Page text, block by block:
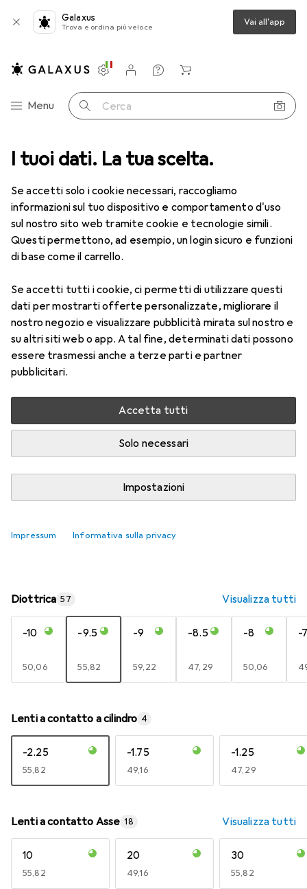
I tuoi dati. La tua scelta.
Se accetti solo i cookie necessari, raccogliamo
informazioni sul tuo dispositivo e comportamento d'uso
sul nostro sito web tramite cookie e tecnologie simili.
Questi permettono, ad esempio, un login sicuro e funzioni
di base come il carrello.
Se accetti tutti i cookie, ci permetti di utilizzare questi
dati per mostrarti offerte personalizzate, migliorare il
nostro negozio e visualizzare pubblicità mirata sul nostro e
su altri siti web o app. A tal fine, determinati dati possono
essere trasmessi anche a terze parti e partner
pubblicitari.
Accetta tutti
Solo necessari
Impostazioni
Impressum Informativa sulla privacy
Galaxus
Trova e ordina più veloce Vai all'app
Categoria Navigazione
Menu Cerca
Impostazioni
Conto cliente
Liste di confronto
Liste dei desideri
Carrello
Lenti a contatto Air Optix più HydraGlyde per l'astigmatismo
1 Immagine
Air Optix più HydraGlyde per
-9.5, Obiettivo mensile, 6 pz., Torico
Prezzo in EUR IVA incl.
EUR
55,82 EUR
9,31/1pz.
Consegna tra ven, 14/8 e mar, 18/8
Più di 10 pezzi in stock presso il fornitore
Aggiungi al carrello
Diottrica 57 Visualizza tutti
-10
EUR
50,06
-9.5
EUR
55,82
-9
EUR
59,22
-8.5
EUR
47,29
-8
EUR
50,06
-
Lenti a contatto a cilindro 4
-2.25
EUR
55,82
-1.75
EUR
49,16
-1.25
EUR
47,29
Lenti a contatto Asse 18 Visualizza tutti
10
EUR
55,82
20
EUR
49,16
30
EUR
55,82